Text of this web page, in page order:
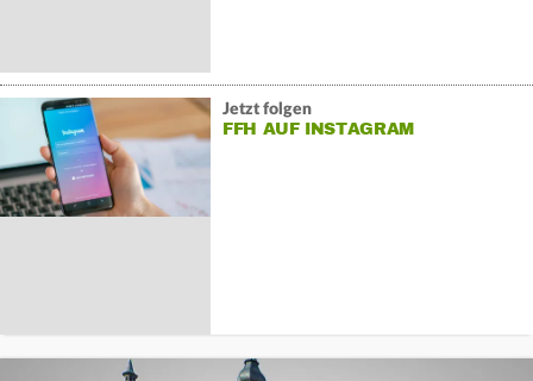
Jetzt folgen
FFH AUF INSTAGRAM